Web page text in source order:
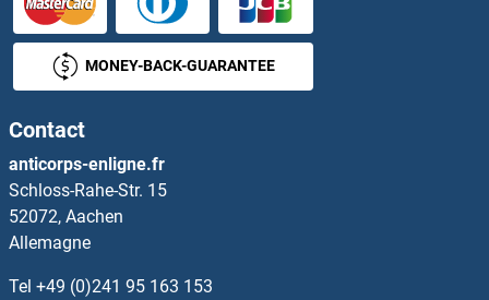
MONEY-BACK-GUARANTEE
Contact
anticorps-enligne.fr
Schloss-Rahe-Str. 15
52072, Aachen
Allemagne
Tel +49 (0)241 95 163 153